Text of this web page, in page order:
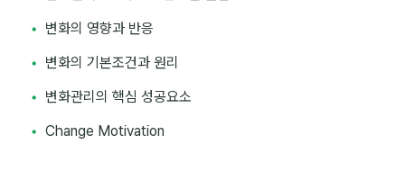
분석
마케팅
재무·계약
B2B 영업도구
변화의 영향과 반응
변화의 기본조건과 원리
변화관리의 핵심 성공요소
Change Motivation